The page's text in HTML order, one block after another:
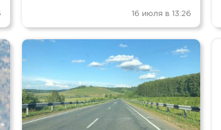
16 июля в 13:26